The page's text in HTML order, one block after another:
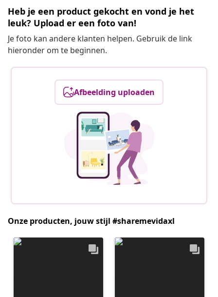
Heb je een product gekocht en vond je het
leuk? Upload er een foto van!
Je foto kan andere klanten helpen. Gebruik de link
hieronder om te beginnen.
Afbeelding uploaden
Onze producten, jouw stijl #sharemevidaxl